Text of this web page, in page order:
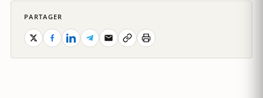
PARTAGER